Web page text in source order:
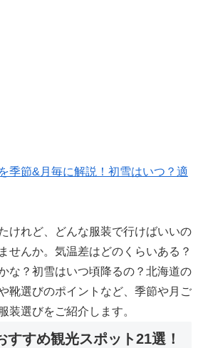
季節&月毎に解説！初雪はいつ？適
けれど、どんな服装で行けばいいの
せんか。気温差はどのくらいある？
な？初雪はいつ頃降るの？北海道の
靴選びのポイントなど、季節や月ご
装選びをご紹介します。
すすめ観光スポット21選！